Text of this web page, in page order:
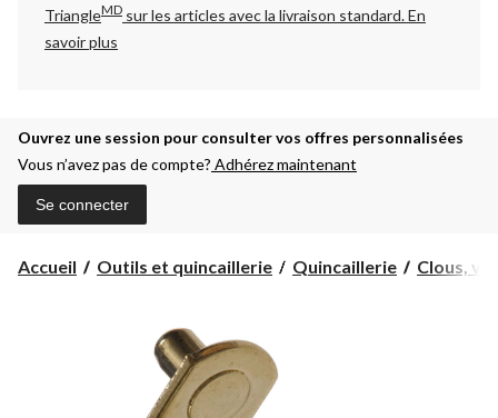
TriangleMD sur les articles avec la livraison standard.En
savoir plus
Ouvrez une session pour consulter vos offres personnalisées
Vous n’avez pas de compte? Adhérez maintenant
Se connecter
Accueil Outils et quincaillerie Quincaillerie Clous,